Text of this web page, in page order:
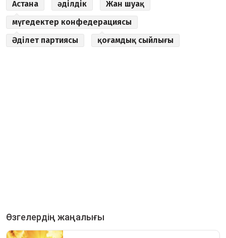
Астана әділдік
Жан шуақ
мүгедектер конфедерациясы
Әділет партиясы
қоғамдық сыйлығы